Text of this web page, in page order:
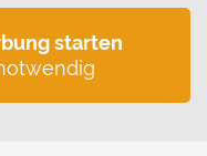
starten